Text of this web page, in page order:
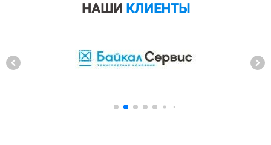
НАШИ КЛИЕНТЫ